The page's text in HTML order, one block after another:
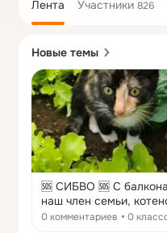
Лента Участники 826
Новые темы
🆘 СИБВО 🆘 С балкона упал
наш член семьи,
вид месяца 4 девочка
0 комментариев 0